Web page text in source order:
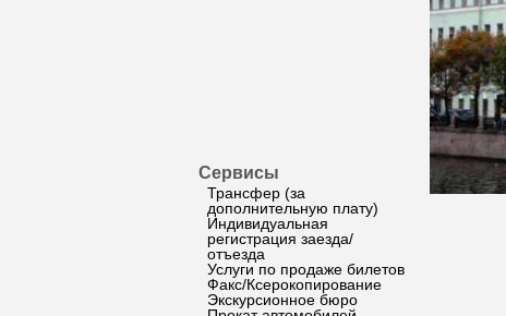
Сервисы
Трансфер (за
дополнительную плату)
Индивидуальная
регистрация заезда/
отъезда
Услуги по продаже билетов
Факс/Ксерокопирование
Экскурсионное бюро